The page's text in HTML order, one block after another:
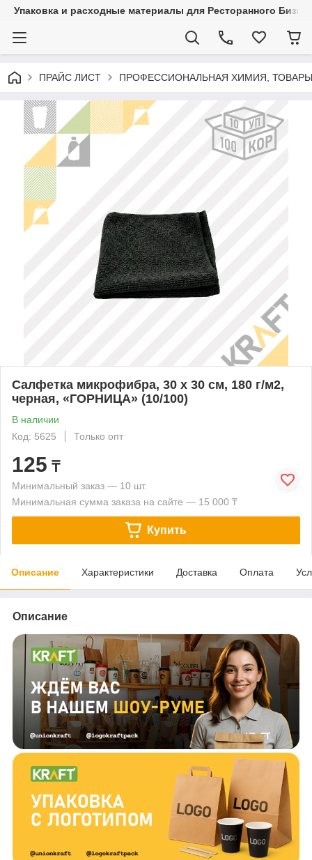
Упаковка и расходные материалы для Ресторанного
ПРАЙС ЛИСТ ПРОФЕССИОНАЛЬНАЯ ХИМИЯ,
Салфетка микрофибра, 30 х 30 см, 180 г/м2,
черная, «ГОРНИЦА» (10/100)
В наличии
Код: 5625
Только опт
125 ₸
Минимальный заказ — 10 шт.
Минимальная сумма заказа на сайте — 15 000 ₸
Купить
Описание Характеристики Доставка Оплата
Описание